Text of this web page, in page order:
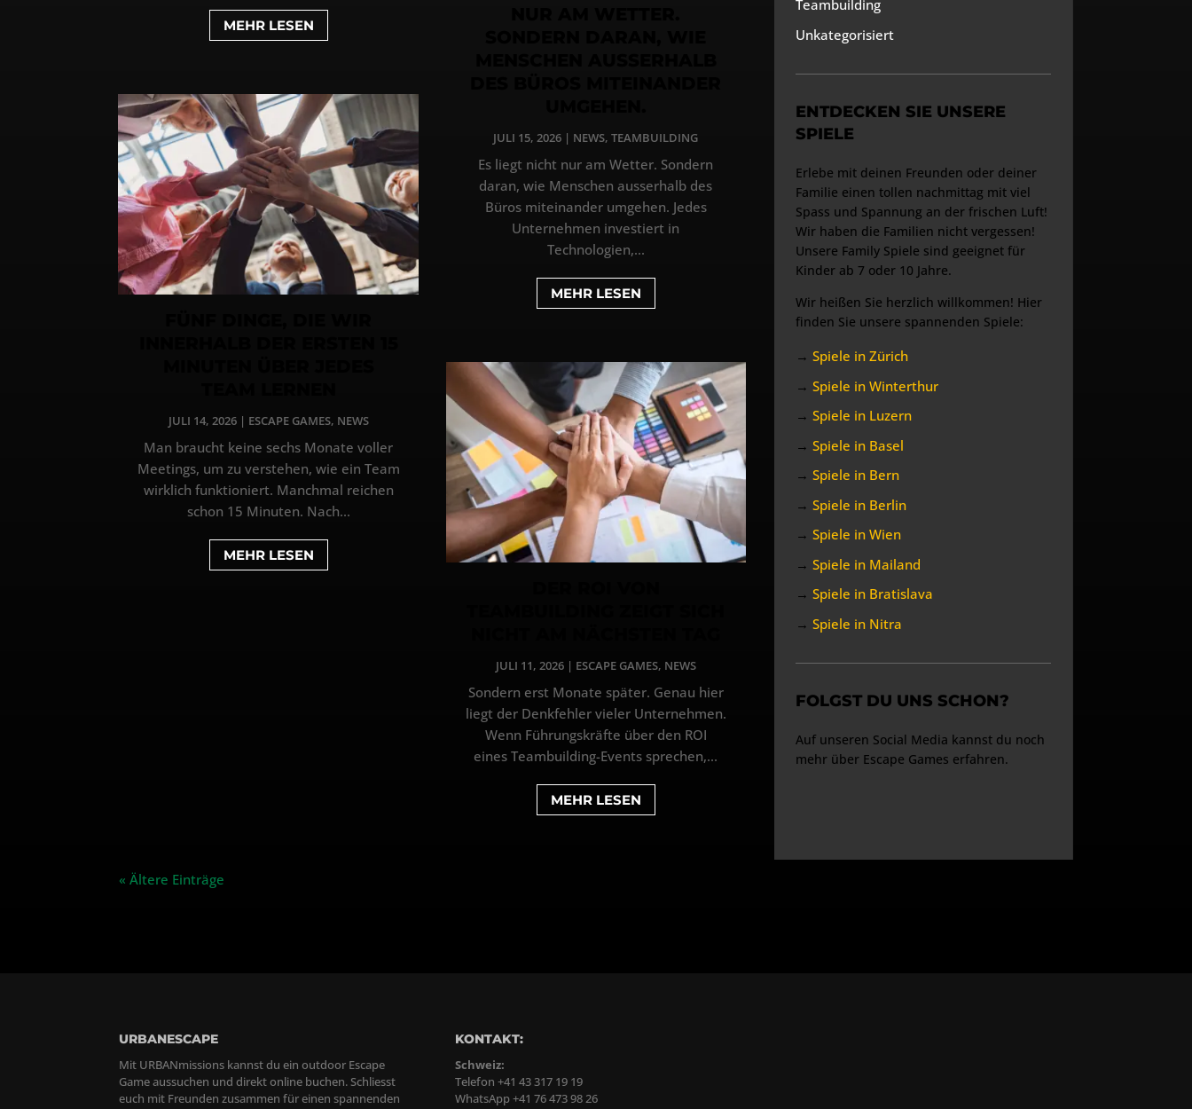
MEHR LESEN
JULI 14, 2026| ESCAPE GAMES, NEWS
Man braucht keine sechs Monate voller
Meetings, um zu verstehen, wie ein Team
wirklich funktioniert. Manchmal reichen
schon 15 Minuten. Nach...
MEHR LESEN
JULI 15, 2026 | NEWS,TEAMBUILDING
Es liegt nicht nur am Wetter. Sondern
daran, wie Menschen ausserhalb des
Büros miteinander umgehen. Jedes
Unternehmen investiert in
Technologien,...
MEHR LESEN
JULI 11, 2026| ESCAPE GAMES, NEWS
Sondern erst Monate später. Genau hier
liegt der Denkfehler vieler Unternehmen.
Wenn Führungskräfte über den ROI
eines Teambuilding-Events sprechen,...
MEHR LESEN
« Ältere Einträge
Teambuilding
Unkategorisiert
ENTDECKEN SIE UNSERE
SPIELE
Erlebe mit deinen Freunden oder deiner
Familie einen tollen nachmittag mit viel
Spass und Spannung an der frischen Luft!
Wir haben die Familien nicht vergessen!
Unsere Family Spiele sind geeignet für
Kinder ab 7 oder 10 Jahre.
Wir heißen Sie herzlich willkommen! Hier
finden Sie unsere spannenden Spiele:
→ Spiele in Zürich
→ Spiele in Winterthur
→ Spiele in Luzern
→ Spiele in Basel
→ Spiele in Bern
→ Spiele in Berlin
→ Spiele in Wien
→ Spiele in Mailand
→ Spiele in Bratislava
→ Spiele in Nitra
FOLGST DU UNS SCHON?
Auf unseren Social Media kannst du noch
mehr über Escape Games erfahren.
URBANESCAPE
Mit URBANmissions kannst du ein outdoor Escape
Game aussuchen und direkt online buchen. Schliesst
euch mit Freunden zusammen für einen spannenden
KONTAKT:
Schweiz:
Telefon +41 43 317 19 19
WhatsApp +41 76 473 98 26